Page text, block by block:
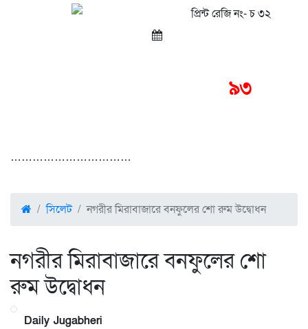
প্রিন্ট রেজি নং- চ ৩২
৯৩
……………………………
সিলেট নগরীর মিরাবাজারে বনফুলের শো রুম উদ্বোধন
নগরীর মিরাবাজারে বনফুলের শো
রুম উদ্বোধন
Daily Jugabheri